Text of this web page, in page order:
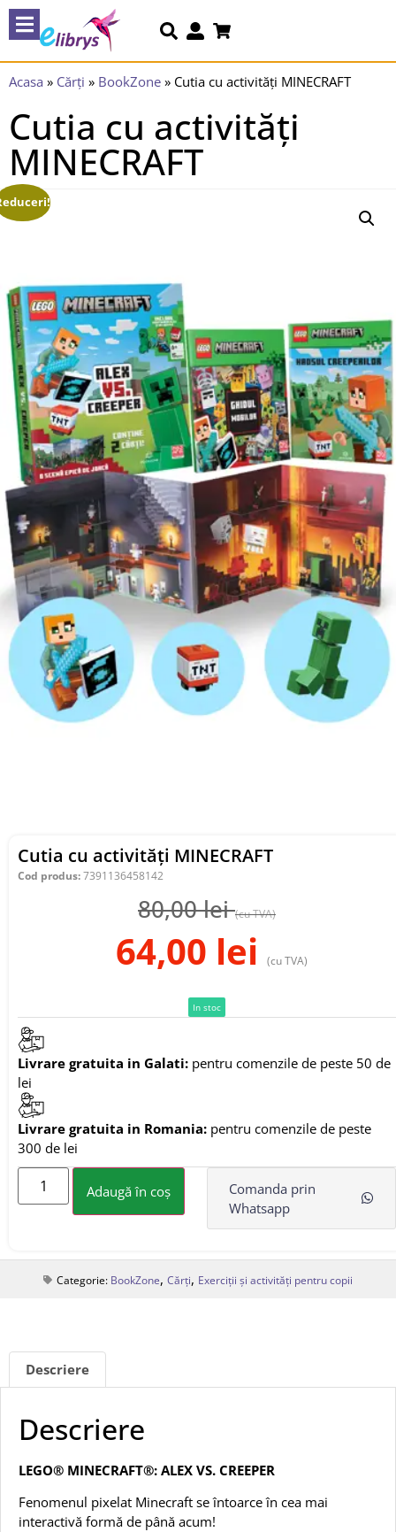
Acasa » Cărți » BookZone » Cutia cu activități MINECRAFT
Cutia cu activități
MINECRAFT
Cutia cu activități MINECRAFT
Cod produs:7391136458142
80,00lei (cu TVA)
64,00 lei (cu TVA)
In stoc
Livrare gratuita in Galati: pentru comenzile de peste 50 de
lei
Livrare gratuita in Romania: pentru comenzile de peste
300 de lei
Adaugă în coș
Comanda prin
Whatsapp
Categorie: BookZone, Cărți, Exerciții și activități pentru copii
Descriere
Descriere
LEGO® MINECRAFT®: ALEX VS. CREEPER
Fenomenul pixelat Minecraft se întoarce în cea mai
interactivă formă de până acum!